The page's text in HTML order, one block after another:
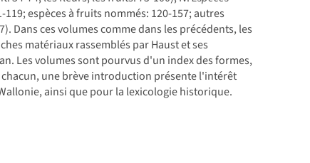
espèces à fruits nommés: 120-157; autres
Dans ces volumes comme dans les précédents, les
matériaux rassemblés par Haust et ses
Les volumes sont pourvus d'un index des formes,
une brève introduction présente l'intérêt
ainsi que pour la lexicologie historique.